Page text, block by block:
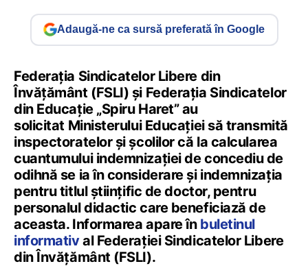
Adaugă-ne ca sursă preferată în Google
Federația Sindicatelor Libere din
Învățământ (FSLI) și Federația Sindicatelor
din Educație „Spiru Haret” au
solicitat Ministerului Educației să transmită
inspectoratelor și școlilor că la calcularea
cuantumului indemnizației de concediu de
odihnă se ia în considerare și indemnizația
pentru titlul științific de doctor, pentru
personalul didactic care beneficiază de
aceasta. Informarea apare în buletinul
informatival Federației Sindicatelor Libere
din Învățământ (FSLI).